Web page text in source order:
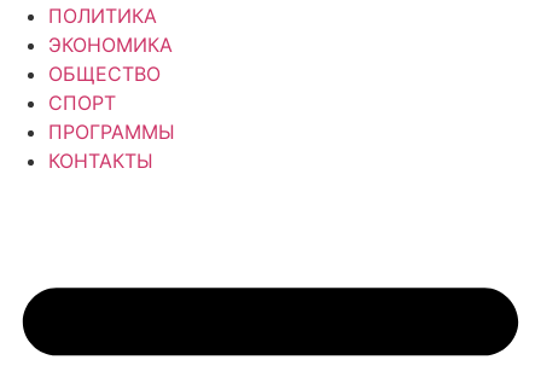
ПОЛИТИКА
ЭКОНОМИКА
ОБЩЕСТВО
СПОРТ
ПРОГРАММЫ
КОНТАКТЫ